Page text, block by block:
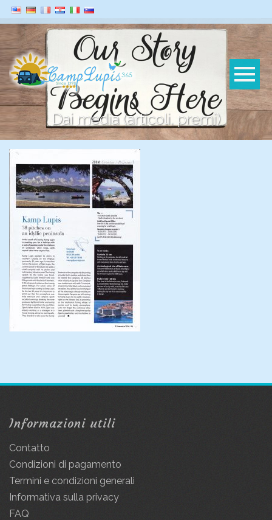
Dai media (articoli, premi)
Informazioni utili
Contatto
Condizioni di pagamento
Termini e condizioni generali
Informativa sulla privacy
FAQ